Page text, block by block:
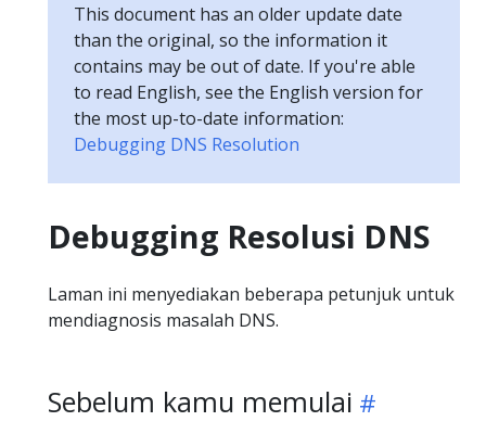
This document has an older update date
than the original, so the information it
contains may be out of date. If you're able
to read English, see the English version for
the most up-to-date information:
Debugging DNS Resolution
Debugging Resolusi DNS
Laman ini menyediakan beberapa petunjuk untuk
mendiagnosis masalah DNS.
Sebelum kamu memulai